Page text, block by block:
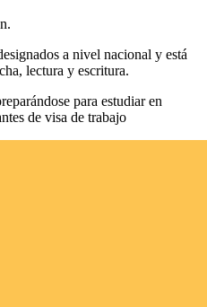
a nivel nacional y está
lectura y escritura.
para estudiar en
de visa de trabajo